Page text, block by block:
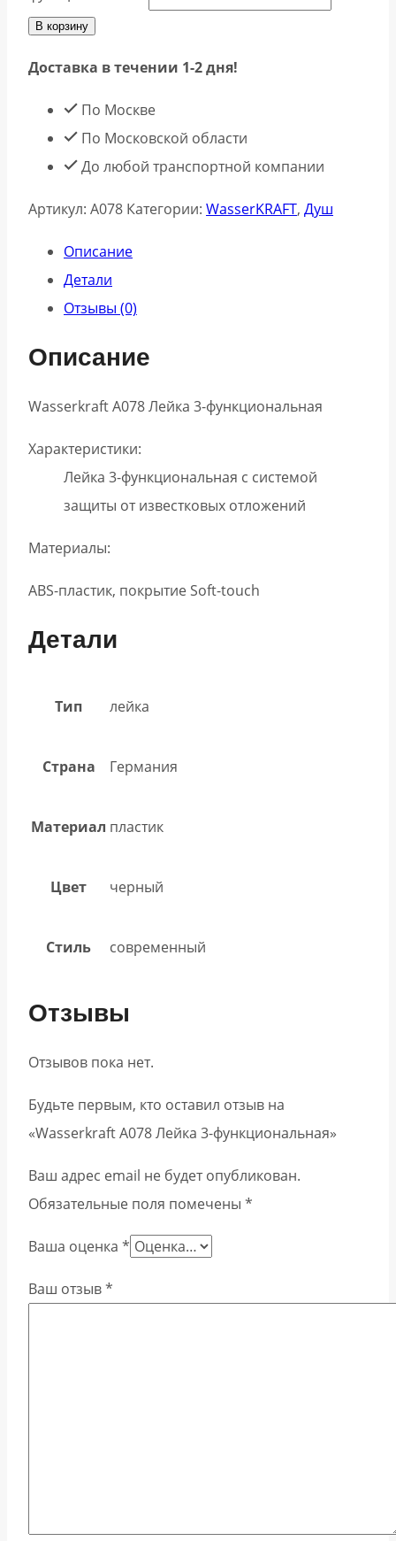
В корзину
Доставка в течении 1-2 дня!
По Москве
По Московской области
До любой транспортной компании
Артикул: A078 Категории: WasserKRAFT, Душ
Описание
Детали
Отзывы (0)
Описание
Wasserkraft A078 Лейка 3-функциональная
Характеристики:
Лейка 3-функциональная с системой
защиты от известковых отложений
Материалы:
ABS-пластик, покрытие Soft-touch
Детали
Тип лейка
Страна Германия
Материал пластик
Цвет черный
Стиль современный
Отзывы
Отзывов пока нет.
Будьте первым, кто оставил отзыв на
«Wasserkraft A078 Лейка 3-функциональная»
Ваш адрес email не будет опубликован.
Обязательные поля помечены *
Ваша оценка *
Ваш отзыв*